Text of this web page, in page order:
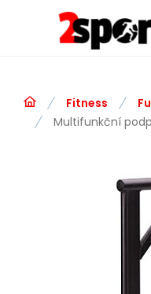
Fitness
Multifunkční